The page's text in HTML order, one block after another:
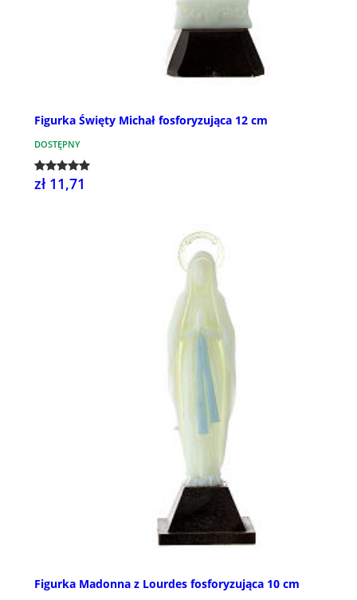
Figurka Święty Michał fosforyzująca 12 cm
DOSTĘPNY
zł 11,71
Figurka Madonna z Lourdes fosforyzująca 10 cm